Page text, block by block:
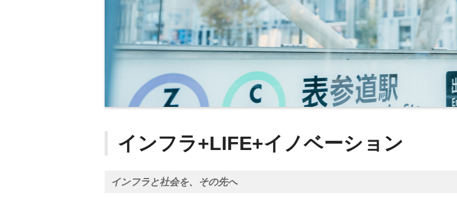
インフラ+LIFE+イノベーション
インフラと社会を、その先へ